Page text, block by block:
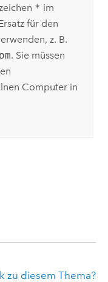
* im
für den
z. B.
. Sie müssen
Computer in
zu diesem Thema?